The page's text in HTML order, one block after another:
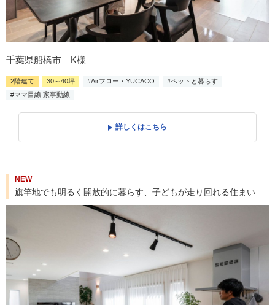
千葉県船橋市 K様
2階建て 30～40坪 #Airフロー・YUCACO
#ペットと暮らす
#ママ目線 家事動線
詳しくはこちら
NEW
旗竿地でも明るく開放的に暮らす、子どもが走り回れる住まい